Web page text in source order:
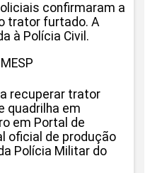
confirmaram a
trator furtado. A
à Polícia Civil.
recuperar trator
quadrilha em
em Portal de
oficial de produção
Polícia Militar do